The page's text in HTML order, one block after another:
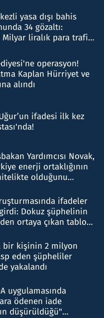
yasa dışı bahis
34 gözaltı:
Milyar liralık para trafiği
operasyon!
Kaplan Hürriyet ve
alındı
ifadesi ilk kez
Yardımcısı Novak,
enerji ortaklığının
olduğunu
ifadeler
Dokuz şüphelinin
ortaya çıkan tablo
bir kişinin 2 milyon
eden şüpheliler
yakalandı
uygulamasında
ödenen iade
düşürüldüğü"